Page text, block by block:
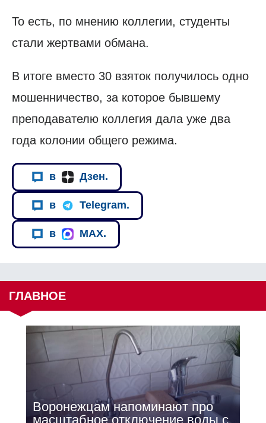
То есть, по мнению коллегии, студенты
стали жертвами обмана.
В итоге вместо 30 взяток получилось одно
мошенничество, за которое бывшему
преподавателю коллегия дала уже два
года колонии общего режима.
в Дзен.
в Telegram.
в MAX.
ГЛАВНОЕ
Воронежцам напоминают про
масштабное отключение воды с